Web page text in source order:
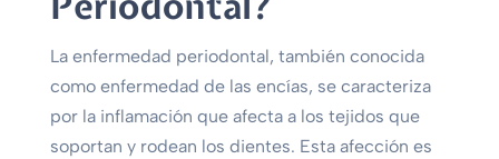
La enfermedad periodontal, también conocida
como enfermedad de las encías, se caracteriza
por la inflamación que afecta a los tejidos que
soportan y rodean los dientes. Esta afección es